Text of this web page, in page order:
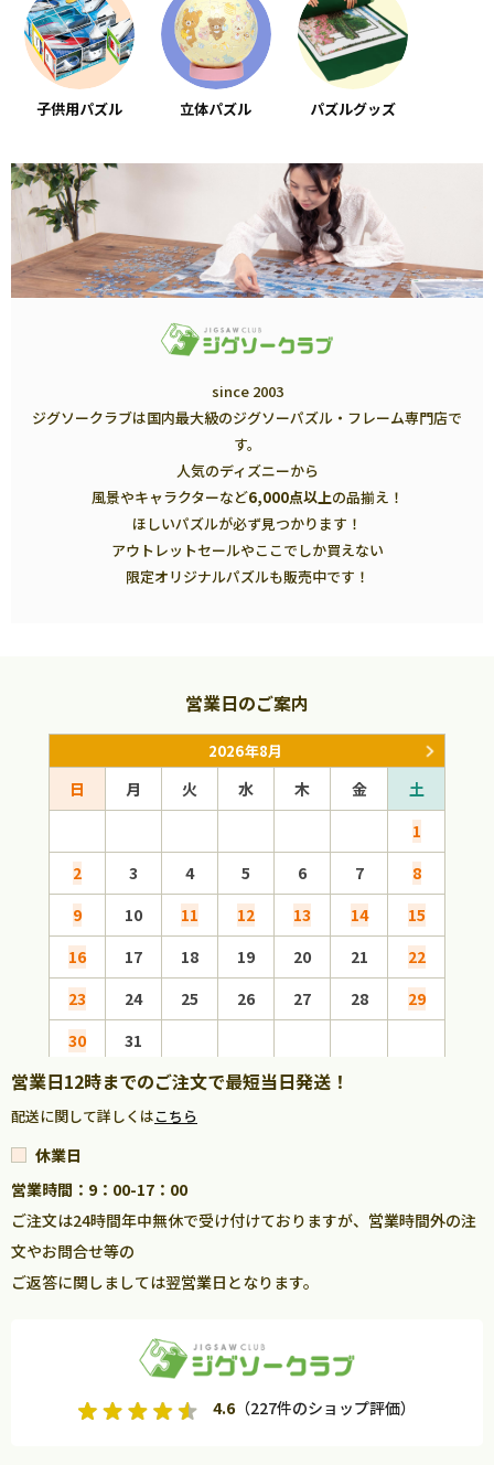
子供用パズル 立体パズル パズルグッズ
since 2003
ジグソークラブは国内最大級のジグソーパズル・フレーム専門店で
す。
人気のディズニーから
風景やキャラクターなど6,000点以上の品揃え！
ほしいパズルが必ず見つかります！
アウトレットセールやここでしか買えない
限定オリジナルパズルも販売中です！
営業日のご案内
2026年8月
日 月 火 水 木 金
土
1
2
3 4 5 6 7
8
9
10 11 12 13 14
15
16
17 18 19 20 21
22
23
24 25 26 27 28
29
30
31
営業日12時までのご注文で最短当日発送！
配送に関して詳しくはこちら
休業日
営業時間：9：00-17：00
ご注文は24時間年中無休で受け付けておりますが、営業時間外の注
文やお問合せ等の
ご返答に関しましては翌営業日となります。
4.6（227件のショップ評価）